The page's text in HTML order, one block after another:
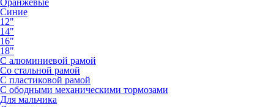
Оранжевые
Синие
12"
14"
16"
18"
С алюминиевой рамой
Со стальной рамой
С пластиковой рамой
С ободными механическими тормозами
Для мальчика